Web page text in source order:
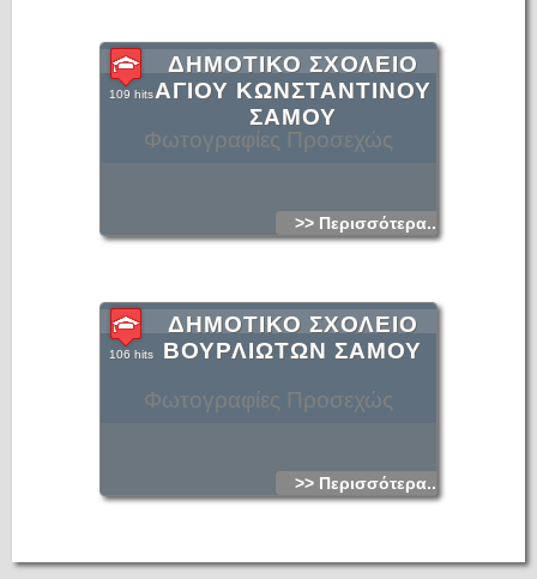
Φωτογραφίες Προσεχώς
ΔΗΜΟΤΙΚΟ ΣΧΟΛΕΙΟ
ΑΓΙΟΥ ΚΩΝΣΤΑΝΤΙΝΟΥ
ΣΑΜΟΥ
109 hits
>> Περισσότερα...
Φωτογραφίες Προσεχώς
ΔΗΜΟΤΙΚΟ ΣΧΟΛΕΙΟ
ΒΟΥΡΛΙΩΤΩΝ ΣΑΜΟΥ
106 hits
>> Περισσότερα...